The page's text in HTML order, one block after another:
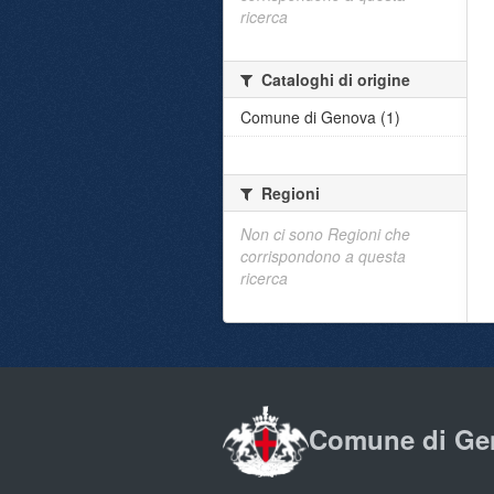
ricerca
Cataloghi di origine
Comune di Genova (1)
Regioni
Non ci sono Regioni che
corrispondono a questa
ricerca
Comune di